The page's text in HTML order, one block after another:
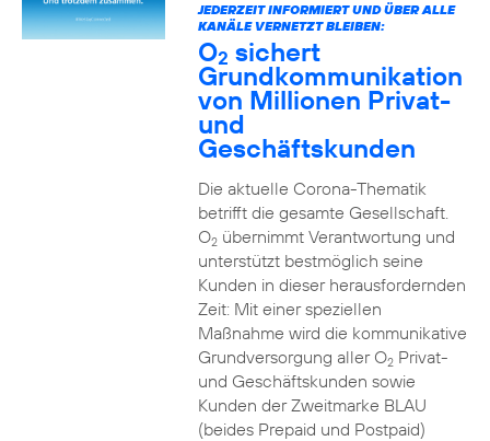
JEDERZEIT INFORMIERT UND ÜBER ALLE
KANÄLE VERNETZT BLEIBEN:
O2 sichert
Grundkommunikation
von Millionen Privat-
und
Geschäftskunden
Die aktuelle Corona-Thematik
betrifft die gesamte Gesellschaft.
O2übernimmt Verantwortung und
unterstützt bestmöglich seine
Kunden in dieser herausfordernden
Zeit: Mit einer speziellen
Maßnahme wird die kommunikative
Grundversorgung aller O2Privat-
und Geschäftskunden sowie
Kunden der Zweitmarke BLAU
(beides Prepaid und Postpaid)